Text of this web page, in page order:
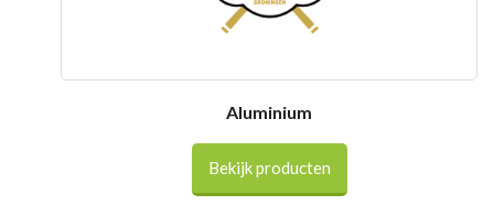
Aluminium
Bekijk producten